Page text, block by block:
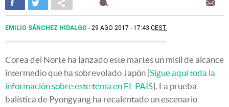
EMILIO SÁNCHEZ HIDALGO 29 AGO 2017 - 17:43 CEST
Corea del Norte ha lanzado este martes un misil de alcance
intermedio que ha sobrevolado Japón [Sigue aquí toda la
información sobre este tema en EL PAÍS]. La prueba
balística de Pyongyang ha recalentado un escenario